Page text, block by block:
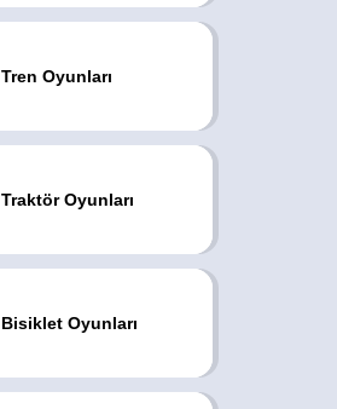
Tren Oyunları
Traktör Oyunları
Bisiklet Oyunları